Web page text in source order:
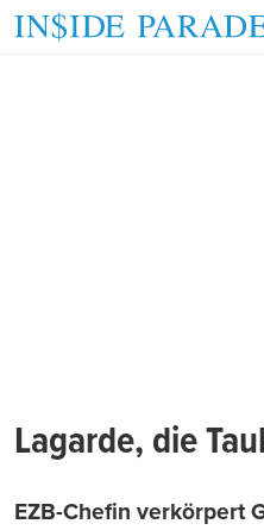
Lagarde, die
EZB-Chefin verkörpert